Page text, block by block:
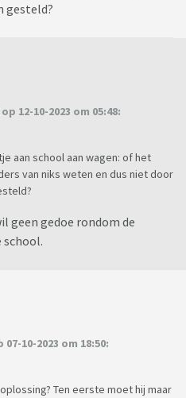
gesteld?
12-10-2023 om 05:48:
aan school aan wagen: of het
van niks weten en dus niet door
geen gedoe rondom de
school.
10-2023 om 18:50:
Ten eerste moet hij maar